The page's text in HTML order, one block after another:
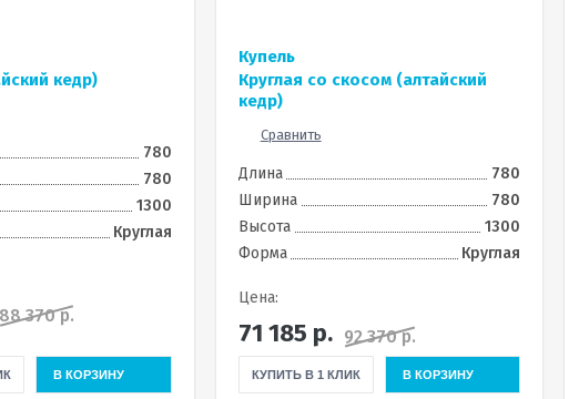
кедр)
780
780
1300
Круглая
88 370 р.
В КОРЗИНУ
Купель
Круглая со скосом (алтайский
кедр)
Сравнить
Длина
780
Ширина
780
Высота
1300
Форма
Круглая
Цена:
71 185 р. 92 370 р.
КУПИТЬ В 1 КЛИК В КОРЗИНУ